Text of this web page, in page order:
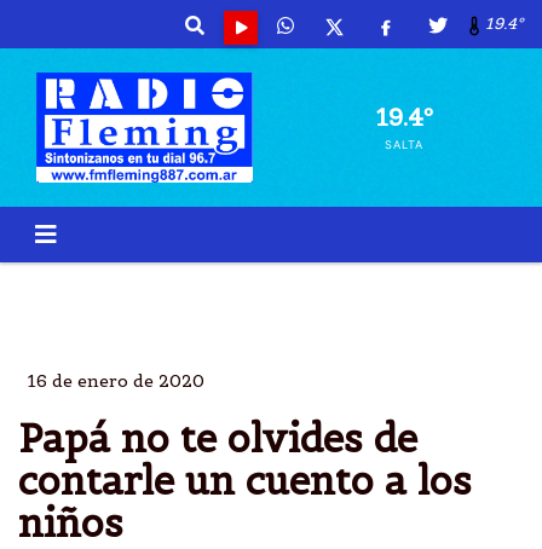
19.4º
19.4º
SALTA
16 de enero de 2020
Papá no te olvides de
contarle un cuento a los
niños